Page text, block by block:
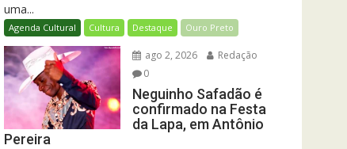
uma...
Agenda Cultural Cultura Destaque Ouro Preto
ago 2, 2026
Redação
0
Neguinho Safadão é
confirmado na Festa
da Lapa, em Antônio
Pereira